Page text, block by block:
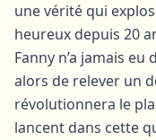
une vérité qui
heureux depuis 20
Fanny n’a jamais eu
alors de relever un
révolutionnera le
lancent dans cette